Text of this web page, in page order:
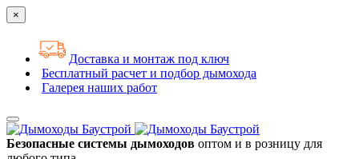
×
Доставка и монтаж под ключ
Бесплатный расчет и подбор дымохода
Галерея наших работ
Безопасные системы дымоходов оптом и в розницу для